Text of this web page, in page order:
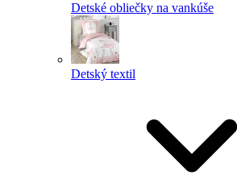
Detské obliečky na vankúše
Detský textil